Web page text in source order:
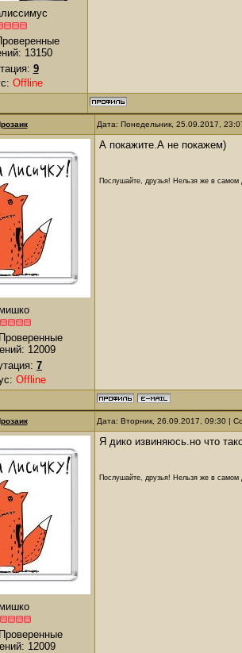
13150
9
Offline
Дата: Понедельник, 25.09.2017,
12009
7
Offline
А покажите.А не покажем)
Послушайте, друзья! Нельзя же в самом
Дата: Вторник, 26.09.2017, 09:30 |
12009
Я дико извиняюсь.но что
Послушайте, друзья! Нельзя же в самом